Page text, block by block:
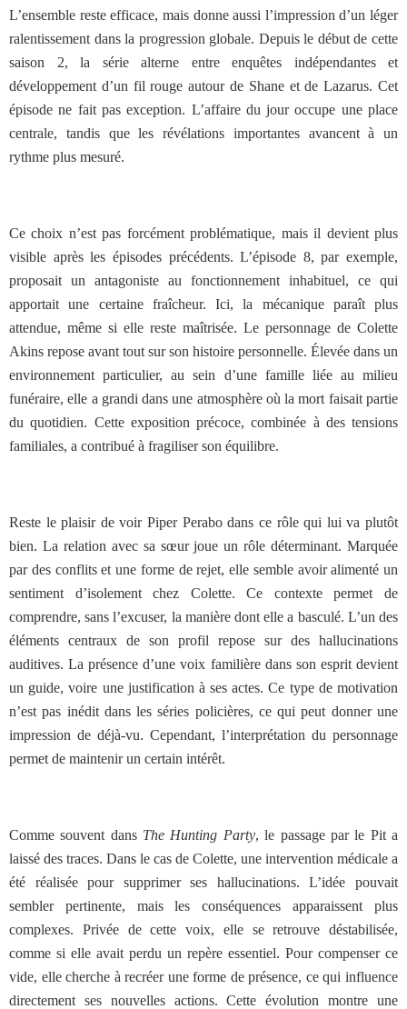
L’ensemble reste efficace, mais donne aussi l’impression d’un léger
ralentissement dans la progression globale. Depuis le début de cette
saison 2, la série alterne entre enquêtes indépendantes et
développement d’un fil rouge autour de Shane et de Lazarus. Cet
épisode ne fait pas exception. L’affaire du jour occupe une place
centrale, tandis que les révélations importantes avancent à un
rythme plus mesuré.
Ce choix n’est pas forcément problématique, mais il devient plus
visible après les épisodes précédents. L’épisode 8, par exemple,
proposait un antagoniste au fonctionnement inhabituel, ce qui
apportait une certaine fraîcheur. Ici, la mécanique paraît plus
attendue, même si elle reste maîtrisée. Le personnage de Colette
Akins repose avant tout sur son histoire personnelle. Élevée dans un
environnement particulier, au sein d’une famille liée au milieu
funéraire, elle a grandi dans une atmosphère où la mort faisait partie
du quotidien. Cette exposition précoce, combinée à des tensions
familiales, a contribué à fragiliser son équilibre.
Reste le plaisir de voir Piper Perabo dans ce rôle qui lui va plutôt
bien. La relation avec sa sœur joue un rôle déterminant. Marquée
par des conflits et une forme de rejet, elle semble avoir alimenté un
sentiment d’isolement chez Colette. Ce contexte permet de
comprendre, sans l’excuser, la manière dont elle a basculé. L’un des
éléments centraux de son profil repose sur des hallucinations
auditives. La présence d’une voix familière dans son esprit devient
un guide, voire une justification à ses actes. Ce type de motivation
n’est pas inédit dans les séries policières, ce qui peut donner une
impression de déjà-vu. Cependant, l’interprétation du personnage
permet de maintenir un certain intérêt.
Comme souvent dans The Hunting Party, le passage par le Pit a
laissé des traces. Dans le cas de Colette, une intervention médicale a
été réalisée pour supprimer ses hallucinations. L’idée pouvait
sembler pertinente, mais les conséquences apparaissent plus
complexes. Privée de cette voix, elle se retrouve déstabilisée,
comme si elle avait perdu un repère essentiel. Pour compenser ce
vide, elle cherche à recréer une forme de présence, ce qui influence
directement ses nouvelles actions. Cette évolution montre une